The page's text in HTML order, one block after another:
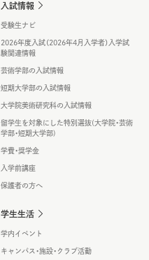
入試情報
受験生ナビ
2026年度入試（2026年4月入学者）入学試
験関連情報
芸術学部の入試情報
短期大学部の入試情報
大学院美術研究科の入試情報
留学生を対象にした特別選抜(大学院・芸術
学部・短期大学部)
学費・奨学金
入学前講座
保護者の方へ
学生生活
学内イベント
キャンパス・施設・クラブ活動